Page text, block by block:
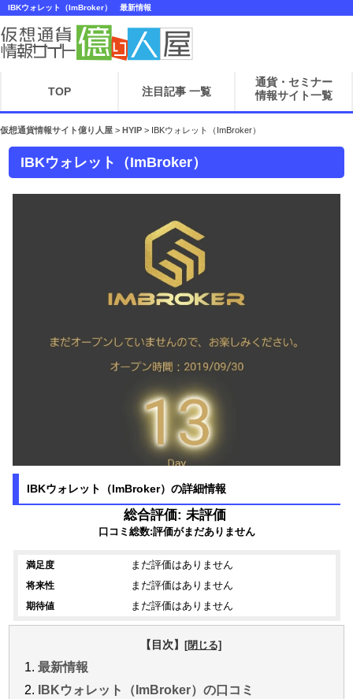
IBKウォレット（ImBroker） 最新情報
TOP 注目記事 一覧
通貨・セミナー
情報サイト一覧
仮想通貨情報サイト億り人屋 > HYIP > IBKウォレット（ImBroker）
IBKウォレット（ImBroker）
IBKウォレット（ImBroker）の詳細情報
総合評価: 未評価
口コミ総数:評価がまだありません
満足度 まだ評価はありません
将来性 まだ評価はありません
期待値 まだ評価はありません
【目次】
最新情報
IBKウォレット（ImBroker）の口コミ